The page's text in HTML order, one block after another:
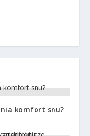
komfort snu?